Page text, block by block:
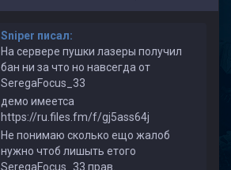
Sniper писал:
На сервере пушки лазеры получил
бан ни за что но навсегда от
SeregaFocus_33
демо имеетса
https://ru.files.fm/f/gj5ass64j
Не понимаю сколько ещо жалоб
нужно чтоб лишыть етого
SeregaFocus_33 прав.